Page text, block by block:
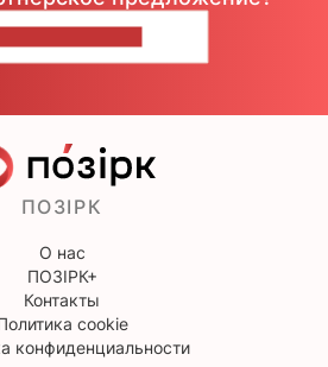
ПОЗІРК
О нас
ПОЗІРК+
Контакты
cookie
конфиденциальности